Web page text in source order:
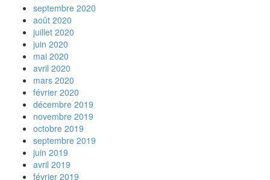
septembre 2020
août 2020
juillet 2020
juin 2020
mai 2020
avril 2020
mars 2020
février 2020
décembre 2019
novembre 2019
octobre 2019
septembre 2019
juin 2019
avril 2019
février 2019